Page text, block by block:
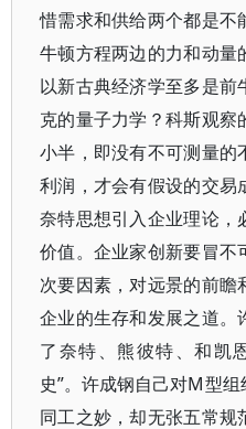
惜需求和供给两个都是不
牛顿方程两边的力和动量
以新古典经济学至多是前
克的量子力学？科斯观察
小半，即没有不可测量的
利润，才会有假设的交易
奈特思想引入企业理论，
价值。企业家创新要冒不
次要因素，对远景的前瞻
企业的生存和发展之道。
了奈特、熊彼特、和凯
史”。许成钢自己对M型
同工之妙，却无张五常规